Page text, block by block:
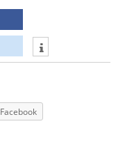
Facebook